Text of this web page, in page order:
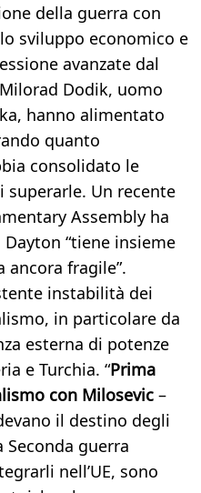
della guerra con
sviluppo economico e
avanzate dal
Dodik, uomo
hanno alimentato
quanto
consolidato le
superarle. Un recente
Assembly ha
“tiene insieme
ancora fragile”.
instabilità dei
in particolare da
esterna di potenze
e Turchia. “Prima
con Milosevic –
il destino degli
guerra
nell’UE, sono